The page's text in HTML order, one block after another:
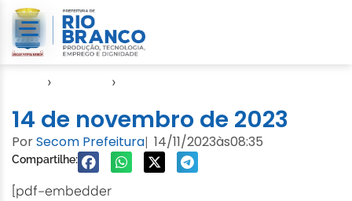
› ›
14 de novembro de 2023
PorSecom Prefeitura| 14/11/2023às08:35
Compartilhe:
[pdf-embedder